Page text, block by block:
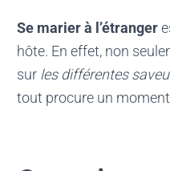
Se marier à l’étranger
hôte. En effet, non
sur les différentes
tout procure un